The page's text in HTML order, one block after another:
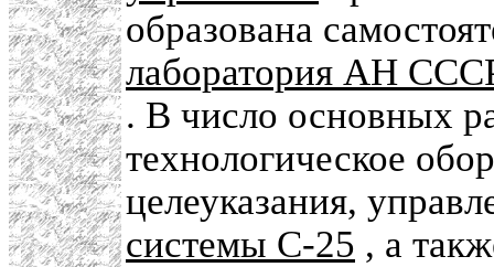
образована
лаборатория АН
. В число основных
технологическое
целеуказания,
системы С-25 , а